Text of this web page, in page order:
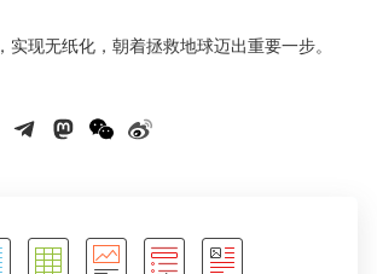
，实现无纸化，朝着拯救地球迈出重要一步。